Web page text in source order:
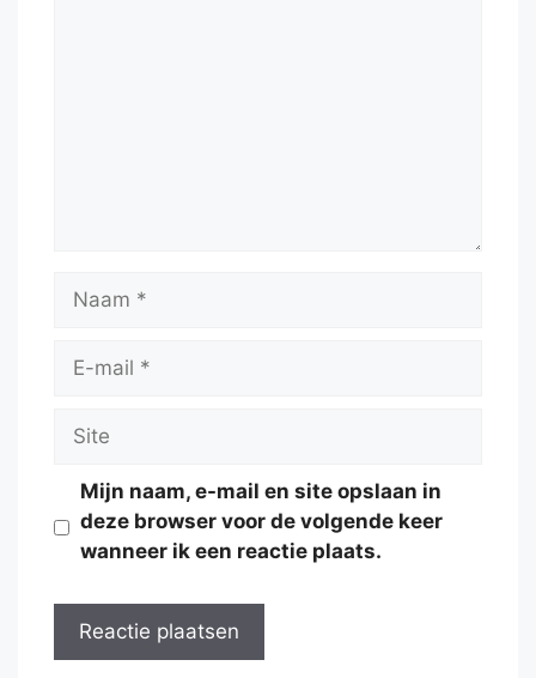
Naam
Site
Mijn naam, e-mail en site opslaan in
deze browser voor de volgende keer
wanneer ik een reactie plaats.